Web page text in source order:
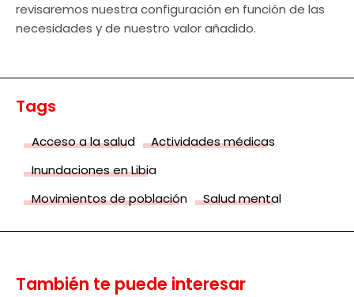
revisaremos nuestra configuración en función de las
necesidades y de nuestro valor añadido.
Tags
Acceso a la salud
Actividades médicas
Inundaciones en Libia
Movimientos de población
Salud mental
También te puede interesar